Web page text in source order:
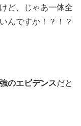
ど、じゃあ一体全
んですか！？！？
のエビデンスだと